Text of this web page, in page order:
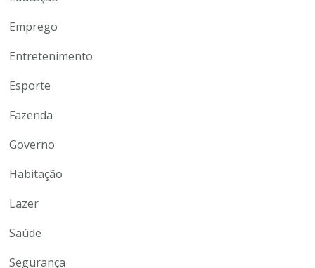
Emprego
Entretenimento
Esporte
Fazenda
Governo
Habitação
Lazer
Saúde
Segurança